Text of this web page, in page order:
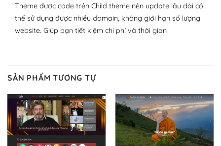
– Dễ sử dụng
Với mọi Hosting bất kỳ thì WordPress đều có thể dễ
Và bạn có toàn quyền tự do khi quyết định nơi lưu trữ
trang web WordPress của bạn.
Dễ dàng lựa chọn Hosting cho website WordPress
– Bảo mật cực tốt
Theme được code trên Child theme nên update lâu dài có
thể sử dụng được nhiều domain, không giới hạn số lượng
website. Giúp bạn tiết kiệm chi phí và thời gian
SẢN PHẨM TƯƠNG TỰ